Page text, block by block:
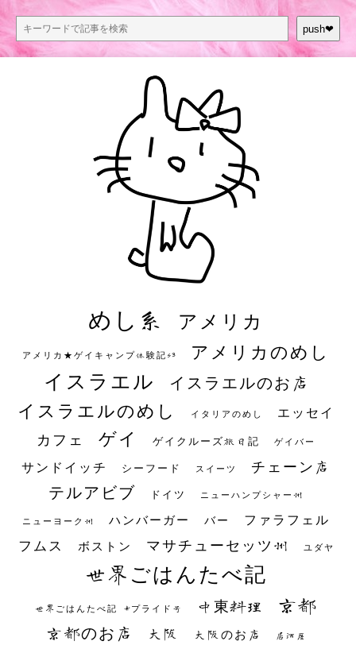
push❤︎
めし系 アメリカ
アメリカ★ゲイキャンプ体験記S3 アメリカのめし
イスラエル イスラエルのお店
イスラエルのめし イタリアのめし エッセイ
カフェ ゲイ ゲイクルーズ旅日記 ゲイバー
サンドイッチ シーフード スイーツ チェーン店
テルアビブ ドイツ ニューハンプシャー州
ニューヨーク州 ハンバーガー バー ファラフェル
フムス ボストン マサチューセッツ州 ユダヤ
世界ごはんたべ記
世界ごはんたべ記 #プライド号 中東料理 京都
京都のお店 大阪 大阪のお店 居酒屋